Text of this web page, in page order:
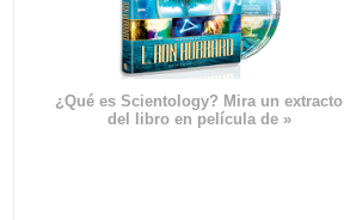
¿Qué es Scientology? Mira un extracto
del libro en película de »